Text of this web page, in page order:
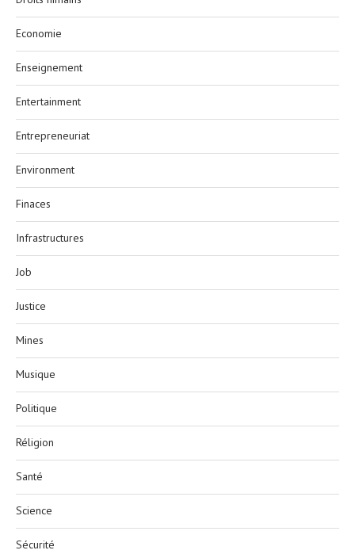
Economie
Enseignement
Entertainment
Entrepreneuriat
Environment
Finaces
Infrastructures
Job
Justice
Mines
Musique
Politique
Réligion
Santé
Science
Sécurité